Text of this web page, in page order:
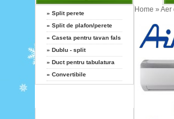
» Split perete
» Split de plafon/perete
» Caseta pentru tavan fals
» Dublu - split
» Duct pentru tabulatura
» Convertibile
Home » Aer